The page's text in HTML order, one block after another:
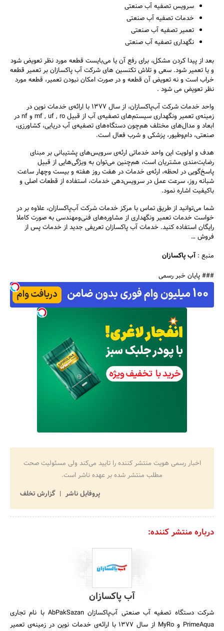
سرویس تصفیه آب صنعتی
خدمات تصفیه آب صنعتی
تعمیر تصفیه آب صنعتی
نگهداری تصفیه آب صنعتی
بعد از پیدا کردن مشکل، برای رفع آن یا می‌بایست قطعه مورد نظر تعویض شود
و یا تعمیر شود. سعی و تلاش تکنسین های شرکت آب پاکسازان بر تعمیر قطعه
خراب است و نه تعویض آن قطعه و در صورت امکان نبودن تعمیر، قطعه مورد
نظر تعویض می شود .
واحد خدمات شرکت آب‌پاکسازان، از سال 1377 با ارائه‌ی خدمات نوین در
زمینه‌ی تعمیر ونگهداری سیستم‌های تصفیه‌ی آب از قبیل mf , uf , ro و nf در
ابعاد و مدال‌های مختلف هم‌چون دستگاه‌های تصفیه‌ی آب دریایی، کشاورزی،
صنعتی، دام‌وطیور، پزشکی و شرب فعال است.
هدف و اولویت این واحد خدماتی ارئه‌ی سرویس‌های پشتیبانی بر مبنای
رضایت‌مندی مشتریان است، هم‌چنین می‌توان به ویژگی‌هایی از قبیل
پاسخ‌گویی در لحظه، ارئه‌ی خدمات در هفت روز هفته و بیست وچهار ساعت
شبانه روز، سرعت عمل در سرویس‌دهی خدمات، استفاده از قطعات اصلی و
باکیفیت اشاره نمود.
شما می‌توانید از طریق تماس با مرکز خدمات شرکت آب‌پاکسازان، علاوه بر در
خواست خدمات تعمیر ونگهداری از مشاوره‌های فنی‌ومهندسی به صورت کاملا
رایگان استفاده کنید. خدمات آب پاکسازان تعریفی جدید از خدمات پس از
فروش …
منبع :آب پاکسازان
### پایان خبر رسمی
اخبار رسمی هویت منتشر کننده را تایید می‌کند ولی مسئولیت صحت
مطلب منتشر شده بر عهده ناشر است.
پروفایل ناشر
گزارش تخلف
درباره منتشر کننده:
آب پاکسازان
شرکت دستگاه تصفیه آب صنعتی آب‌پاکسازان AbPakSazan با نام تجاری
PrimeAqua و MyRo از سال 1377 با ارائه‌ی خدمات نوین در زمینه‌ی تعمیر